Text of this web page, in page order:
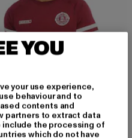
UNFAIR ATHLETICS
YOU
your use experience,
behaviour and to
contents and
partners to extract data
include the processing of
which do not have